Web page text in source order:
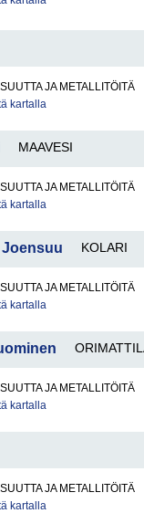
JA METALLITÖITÄ
kartalla
MAAVESI
JA METALLITÖITÄ
kartalla
Joensuu KOLARI
JA METALLITÖITÄ
kartalla
JA METALLITÖITÄ
kartalla
JA METALLITÖITÄ
kartalla